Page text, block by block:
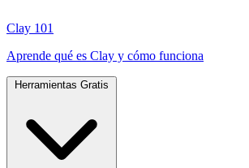
Clay 101
Aprende qué es Clay y cómo funciona